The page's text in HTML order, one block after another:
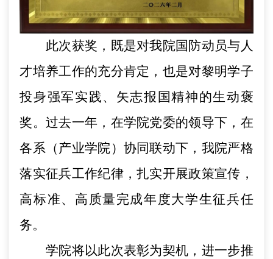
此次获奖，既是对我院国防动员与人
才培养工作的充分肯定，也是对黎明学子
投身强军实践、矢志报国精神的生动褒
奖。过去一年，在学院党委的领导下，在
各系（产业学院）协同联动下，我院严格
落实征兵工作纪律，扎实开展政策宣传，
高标准、高质量完成年度大学生征兵任
务。
学院将以此次表彰为契机，进一步推